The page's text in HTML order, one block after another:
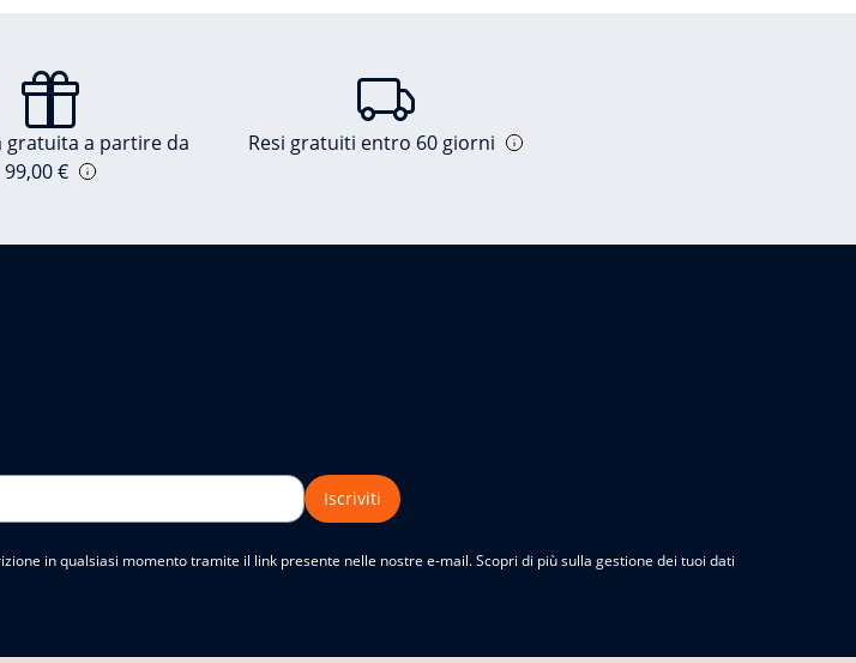
gratuita a partire da
99,00 €
Resi gratuiti entro 60 giorni
Iscriviti
in qualsiasi momento tramite il link presente nelle nostre e-mail. Scopri di più sulla gestione dei tuoi dati